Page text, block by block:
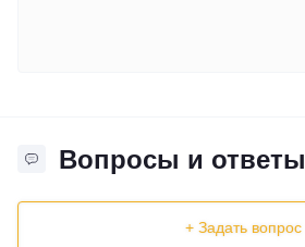
Вопросы и ответы
+ Задать вопрос